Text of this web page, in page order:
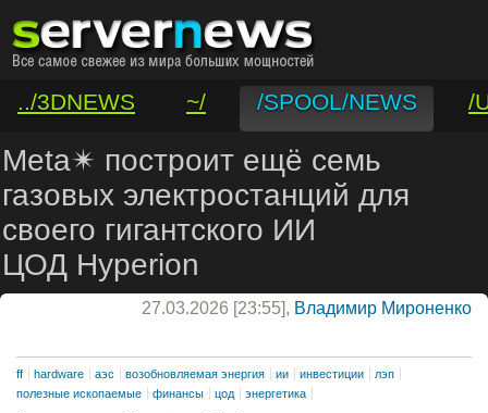
../3DNEWS ~/ /SPOOL/NEWS
/
/VAR/CONTACT
Meta✴ построит ещё семь
газовых электростанций для
своего гигантского ИИ
ЦОД Hyperion
27.03.2026 [23:55], Владимир Мироненко
ff hardware аэс возобновляемая энергия ии инвестиции
лэп
полезные ископаемые
финансы цод энергетика